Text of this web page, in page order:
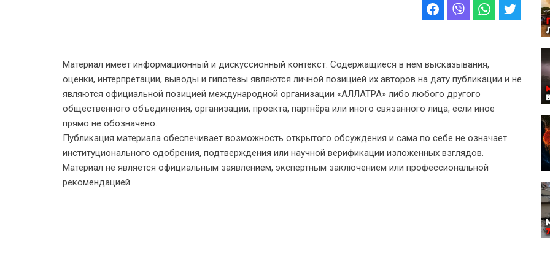
Материал имеет информационный и дискуссионный контекст. Содержащиеся в нём высказывания,
оценки, интерпретации, выводы и гипотезы являются личной позицией их авторов на дату публикации и не
являются официальной позицией международной организации «АЛЛАТРА» либо любого другого
общественного объединения, организации, проекта, партнёра или иного связанного лица, если иное
прямо не обозначено.
Публикация материала обеспечивает возможность открытого обсуждения и сама по себе не означает
институционального одобрения, подтверждения или научной верификации изложенных взглядов.
Материал не является официальным заявлением, экспертным заключением или профессиональной
рекомендацией.